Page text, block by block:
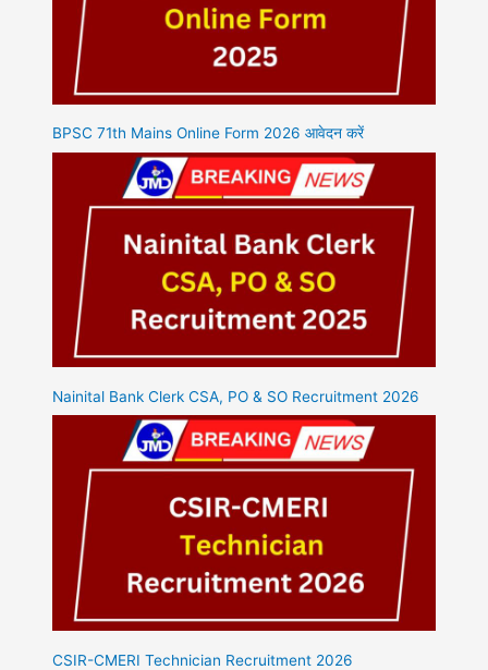
BPSC 71th Mains Online Form 2026 आवेदन करें
Nainital Bank Clerk CSA, PO & SO Recruitment 2026
CSIR-CMERI Technician Recruitment 2026